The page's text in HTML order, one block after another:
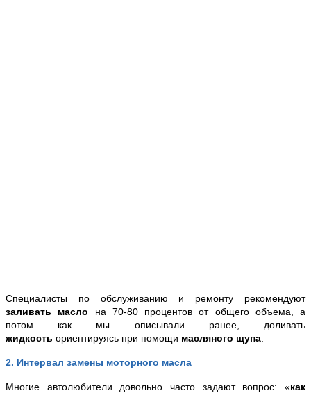
Специалисты по обслуживанию и ремонту рекомендуют
заливать масло на 70-80 процентов от общего объема, а
потом как мы описывали ранее, доливать
жидкость ориентируясь при помощи масляного щупа
2. Интервал замены моторного масла
Многие автолюбители довольно часто задают вопрос: «как